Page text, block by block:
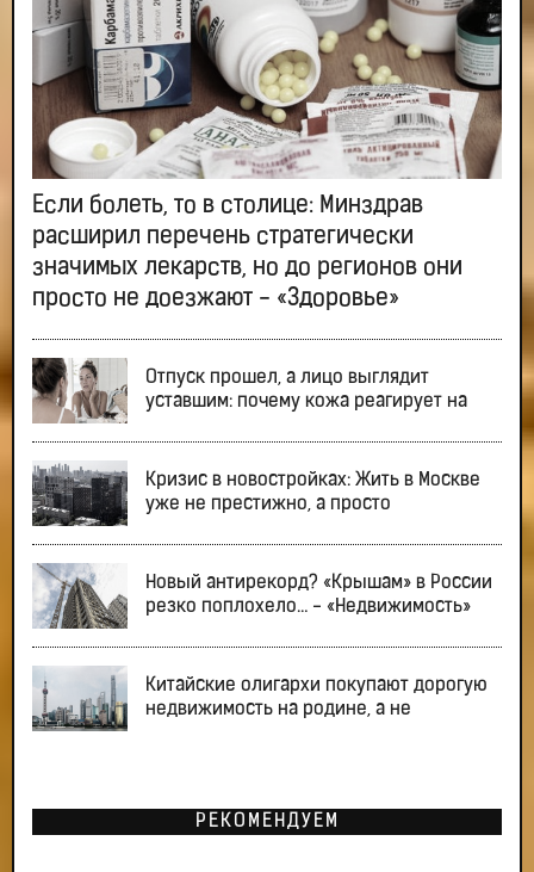
Если болеть, то в столице: Минздрав
расширил перечень стратегически
значимых лекарств, но до регионов они
просто не доезжают - «Здоровье»
Отпуск прошел, а лицо выглядит
уставшим: почему кожа реагирует на
Кризис в новостройках: Жить в Москве
уже не престижно, а просто
Новый антирекорд? «Крышам» в России
резко поплохело… - «Недвижимость»
Китайские олигархи покупают дорогую
недвижимость на родине, а не
РЕКОМЕНДУЕМ